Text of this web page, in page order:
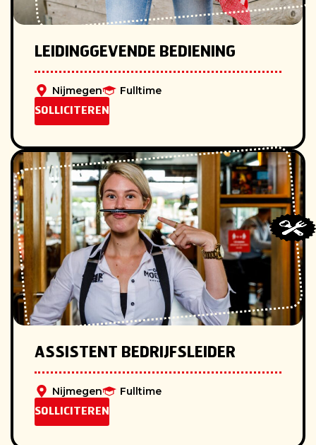
LEIDINGGEVENDE BEDIENING
Nijmegen Fulltime
SOLLICITEREN
ASSISTENT BEDRIJFSLEIDER
Nijmegen Fulltime
SOLLICITEREN